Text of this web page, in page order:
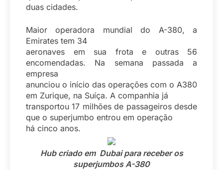
duas cidades.
Maior operadora mundial do A-380, a
Emirates tem 34
aeronaves em sua frota e outras 56
encomendadas. Na semana passada a
empresa
anunciou o início das operações com o A380
em Zurique, na Suíça. A companhia já
transportou 17 milhões de passageiros desde
que o superjumbo entrou em operação
há cinco anos.
Hub criado em Dubai para receber os
superjumbos A-380